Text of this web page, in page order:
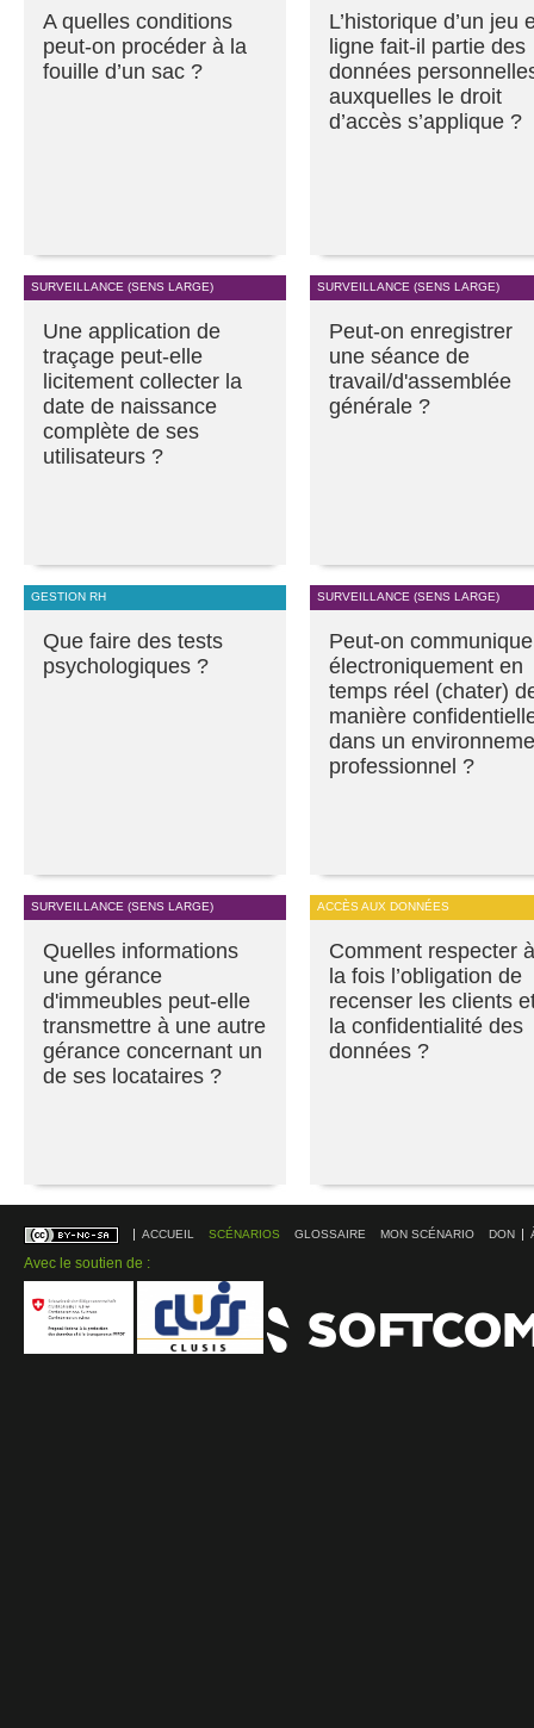
A quelles conditions
peut-on procéder à la
fouille d’un sac ?
L’historique d’un jeu
ligne fait-il partie des
données
auxquelles le droit
d’accès s’applique ?
SURVEILLANCE (SENS LARGE)
Une application de
traçage peut-elle
licitement collecter la
date de naissance
complète de ses
utilisateurs ?
SURVEILLANCE (SENS LARGE)
Peut-on enregistrer
une séance de
travail/d'assemblée
générale ?
GESTION RH
Que faire des tests
psychologiques ?
SURVEILLANCE (SENS LARGE)
Peut-on
électroniquement en
temps réel (chater)
manière
dans un
professionnel ?
SURVEILLANCE (SENS LARGE)
Quelles informations
une gérance
d'immeubles peut-elle
transmettre à une autre
gérance concernant un
de ses locataires ?
ACCÈS AUX DONNÉES
Comment respecter à
la fois l’obligation de
recenser les clients
la confidentialité des
données ?
ACCUEIL SCÉNARIOS GLOSSAIRE MON SCÉNARIO DON
Avec le soutien de :